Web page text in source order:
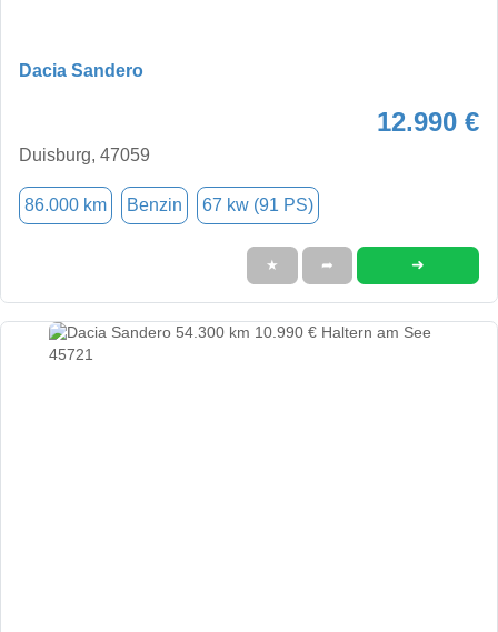
Dacia Sandero
12.990 €
Duisburg, 47059
86.000 km Benzin 67 kw (91 PS)
★ ➦ ➜